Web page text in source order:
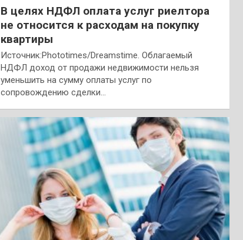
В целях НДФЛ оплата услуг риелтора
не относится к расходам на покупку
квартиры
Источник:Phototimes/Dreamstime. Облагаемый
НДФЛ доход от продажи недвижимости нельзя
уменьшить на сумму оплаты услуг по
сопровождению сделки…